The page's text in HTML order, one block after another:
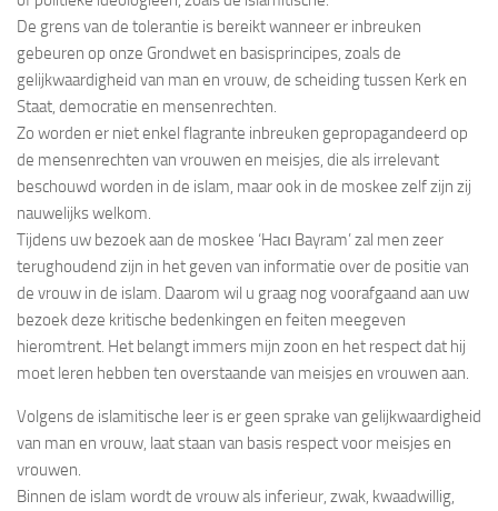
De grens van de tolerantie is bereikt wanneer er inbreuken
gebeuren op onze Grondwet en basisprincipes, zoals de
gelijkwaardigheid van man en vrouw, de scheiding tussen Kerk en
Staat, democratie en mensenrechten.
Zo worden er niet enkel flagrante inbreuken gepropagandeerd op
de mensenrechten van vrouwen en meisjes, die als irrelevant
beschouwd worden in de islam, maar ook in de moskee zelf zijn zij
nauwelijks welkom.
Tijdens uw bezoek aan de moskee ‘Hacı Bayram’ zal men zeer
terughoudend zijn in het geven van informatie over de positie van
de vrouw in de islam. Daarom wil u graag nog voorafgaand aan uw
bezoek deze kritische bedenkingen en feiten meegeven
hieromtrent. Het belangt immers mijn zoon en het respect dat hij
moet leren hebben ten overstaande van meisjes en vrouwen aan.
Volgens de islamitische leer is er geen sprake van gelijkwaardigheid
van man en vrouw, laat staan van basis respect voor meisjes en
vrouwen.
Binnen de islam wordt de vrouw als inferieur, zwak, kwaadwillig,